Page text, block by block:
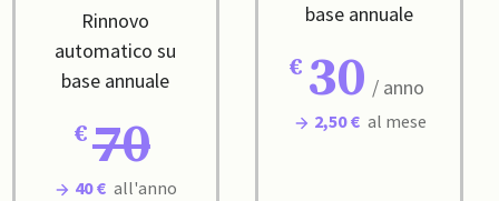
Rinnovo
automatico su
base annuale
70
40 € all'anno
base annuale
30 / anno
2,50 € al mese